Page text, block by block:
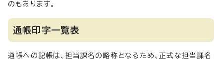
のもあります。
通帳印字一覧表
通帳への記帳は、担当課名の略称となるため、正式な担当課名